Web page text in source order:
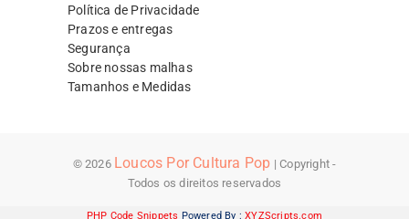
Política de Privacidade
Prazos e entregas
Segurança
Sobre nossas malhas
Tamanhos e Medidas
© 2026 Loucos Por Cultura Pop | Copyright -
Todos os direitos reservados
PHP Code Snippets Powered By :XYZScripts.com